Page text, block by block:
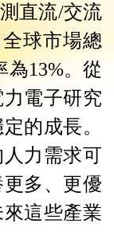
直流/交流
球市場總
為13%。從
電子研究
的成長。
力需求可
多、更優
這些產業